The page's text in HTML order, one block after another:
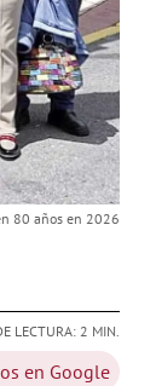
80 años en 2026
LECTURA: 2 MIN.
en Google